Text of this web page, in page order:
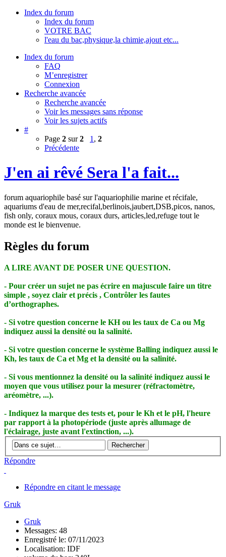
Index du forum
Index du forum
VOTRE BAC
l'eau du bac,physique,la chimie,ajout etc...
Index du forum
FAQ
M’enregistrer
Connexion
Recherche avancée
Recherche avancée
Voir les messages sans réponse
Voir les sujets actifs
#
Page 2 sur2 1 , 2
Précédente
J'en ai rêvé Sera l'a fait...
forum aquariophile basé sur l'aquariophilie marine et récifale,
aquariums d'eau de mer,recifal,berlinois,jaubert,DSB,picos, nanos,
fish only, coraux mous, coraux durs, articles,led,refuge tout le
monde est le bienvenue.
Règles du forum
A LIRE AVANT DE POSER UNE QUESTION.
- Pour créer un sujet ne pas écrire en majuscule faire un titre
simple , soyez clair et précis , Contrôler les fautes
d’orthographes.
- Si votre question concerne le KH ou les taux de Ca ou Mg
indiquez aussi la densité ou la salinité.
- Si votre question concerne le système Balling indiquez aussi le
Kh, les taux de Ca et Mg et la densité ou la salinité.
- Si vous mentionnez la densité ou la salinité indiquez aussi le
moyen que vous utilisez pour la mesurer (réfractomètre,
aréomètre, ...).
- Indiquez la marque des tests et, pour le Kh et le pH, l'heure
par rapport à la photopériode (juste après allumage de
l'éclairage, juste avant l'extinction, ...).
Répondre
Répondre en citant le message
Gruk
Gruk
Messages: 48
Enregistré le: 07/11/2023
Localisation: IDF